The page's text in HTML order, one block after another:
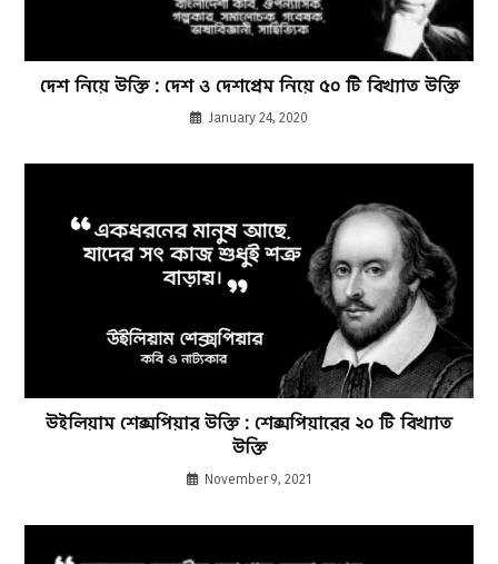
দেশ নিয়ে উক্তি : দেশ ও দেশপ্রেম নিয়ে ৫০ টি বিখ্যাত উক্তি
January 24, 2020
উইলিয়াম শেক্সপিয়ার উক্তি : শেক্সপিয়ারের ২০ টি বিখ্যাত
উক্তি
November 9, 2021